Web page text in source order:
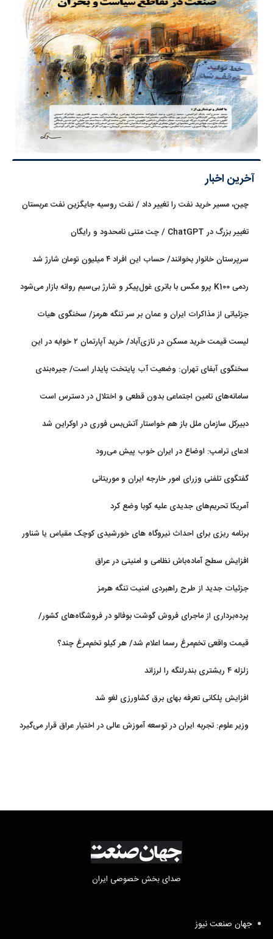
آخرین اخبار
چین، مسیر خرید نفت را تغییر داد / نفت روسیه جایگزین نفت عربستان
تغییر بزرگ در ChatGPT / چت متنی نامحدود و رایگان
سرپرستان خانوار بخوانند/ حساب این افراد ۴ میلیون تومان شارژ شد
ردمی K100 پرو مکس با باتری غول‌پیکر و شارژ بی‌سیم روانه بازار می‌شود
جزئیاتی از مذاکرات ایران و عمان بر سر تنگه هرمز/ سخنگوی هیات
لیست قیمت خرید مسکن در نازی‌آباد/ خرید آپارتمان ۲ خوابه در این
سخنگوی آبفای تهران: وضعیت آب پایتخت پایدار است/ جیره‌بندی
سامانه‌های تامین اجتماعی بدون قطعی و اختلال در دسترس است
دبیرکل سازمان ملل باز هم خواستار آتش‌بس فوری در اوکراین شد
ادعای ترامپ: اوضاع در ایران خوب پیش می‌رود
گفتگوی تلفنی وزرای امور خارجه ایران و موریتانی
آمریکا تحریم‌های جدیدی علیه کوبا وضع کرد
برنامه ریزی برای احداث نیروگاه های خورشیدی کوچک مقیاس یا شناور
افزایش سطح آماده‌باش نظامی و امنیتی در عراق
جزئیات جدید از طرح راهبردی امنیت تنگه هرمز
پرده‌برداری از ماجرای فروش گوشت بوفالو در فروشگاه‌های کشور/
قیمت واقعی تخم‌مرغ رسما اعلام شد/ هر کیلو تخم‌مرغ چند؟
زلزله ۴ ریشتری بندرلنگه را لرزاند
افزایش پلکانی تعرفه بهای برق کشاورزی لغو شد
وزیر علوم: تجربه ایران در توسعه آموزش عالی در اختیار عراق قرار می‌گیرد
صدای بخش خصوصی ایران
جهان صنعت نیوز